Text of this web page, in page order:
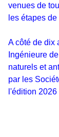
venues de
les étapes
A côté de dix
Ingénieure
naturels et
par les
l'édition